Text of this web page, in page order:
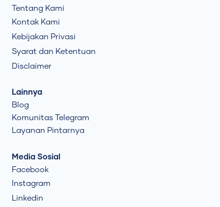
Tentang Kami
Kontak Kami
Kebijakan Privasi
Syarat dan Ketentuan
Disclaimer
Lainnya
Blog
Komunitas Telegram
Layanan Pintarnya
Media Sosial
Facebook
Instagram
Linkedin